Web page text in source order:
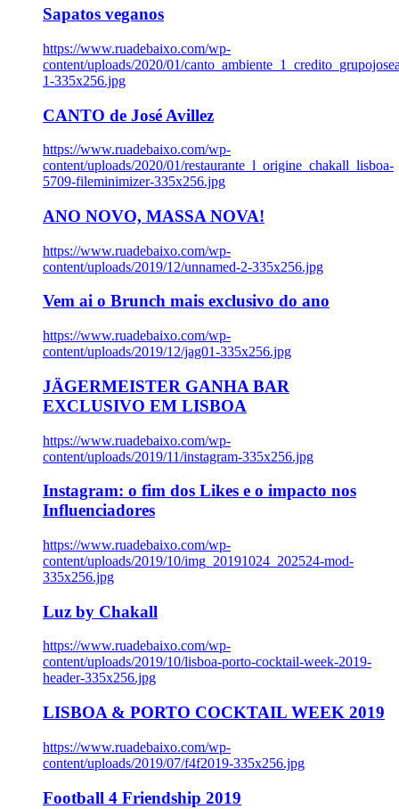
Sapatos veganos
https://www.ruadebaixo.com/wp-
content/uploads/2020/01/
1-335x256.jpg
CANTO de José Avillez
https://www.ruadebaixo.com/wp-
content/uploads/2020/01/restaurante_l_origine_chakall_lisboa-
5709-fileminimizer-335x256.jpg
ANO NOVO, MASSA NOVA!
https://www.ruadebaixo.com/wp-
content/uploads/2019/12/unnamed-2-335x256.jpg
Vem ai o Brunch mais exclusivo do ano
https://www.ruadebaixo.com/wp-
content/uploads/2019/12/jag01-335x256.jpg
JÄGERMEISTER GANHA BAR
EXCLUSIVO EM LISBOA
https://www.ruadebaixo.com/wp-
content/uploads/2019/11/instagram-335x256.jpg
Instagram: o fim dos Likes e o impacto nos
Influenciadores
https://www.ruadebaixo.com/wp-
content/uploads/2019/10/img_20191024_202524-mod-
335x256.jpg
Luz by Chakall
https://www.ruadebaixo.com/wp-
content/uploads/2019/10/lisboa-porto-cocktail-week-2019-
header-335x256.jpg
LISBOA & PORTO COCKTAIL WEEK 2019
https://www.ruadebaixo.com/wp-
content/uploads/2019/07/f4f2019-335x256.jpg
Football 4 Friendship 2019